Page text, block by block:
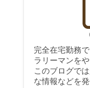
完全在宅勤務
ラリーマンをや
このブログで
な情報などを